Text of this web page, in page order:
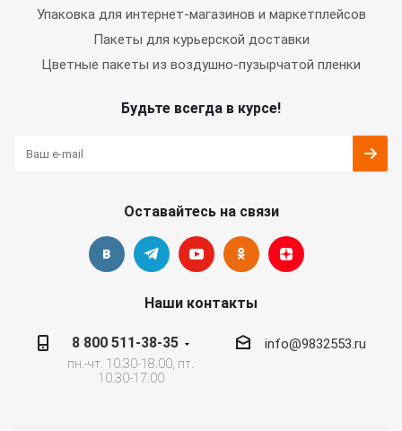
Упаковка для интернет-магазинов и маркетплейсов
Пакеты для курьерской доставки
Цветные пакеты из воздушно-пузырчатой пленки
Будьте всегда в курсе!
Оставайтесь на связи
Наши контакты
8 800 511-38-35
пн.-чт. 10.30-18.00, пт.
10.30-17.00
info@9832553.ru